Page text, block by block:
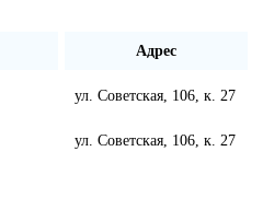
Адрес
ул. Советская, 106, к. 27
ул. Советская, 106, к. 27